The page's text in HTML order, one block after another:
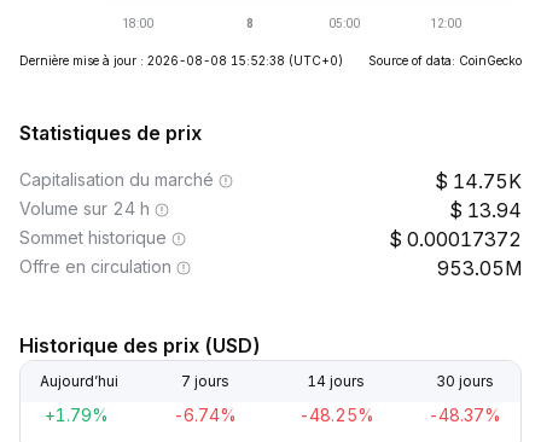
Dernière mise à jour : 2026-08-08 15:52:38 (UTC+0) Source of data: CoinGecko
Statistiques de prix
Capitalisation du marché 14.75K
Volume sur 24 h 13.94
Sommet historique 0.00017372
Offre en circulation 953.05M
Historique des prix (USD)
Aujourd’hui 7 jours 14 jours 30 jours
+1.79% -6.74% -48.25% -48.37%